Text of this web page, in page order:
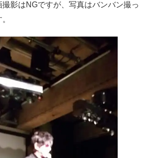
影はNGですが、写真はバンバン撮っ